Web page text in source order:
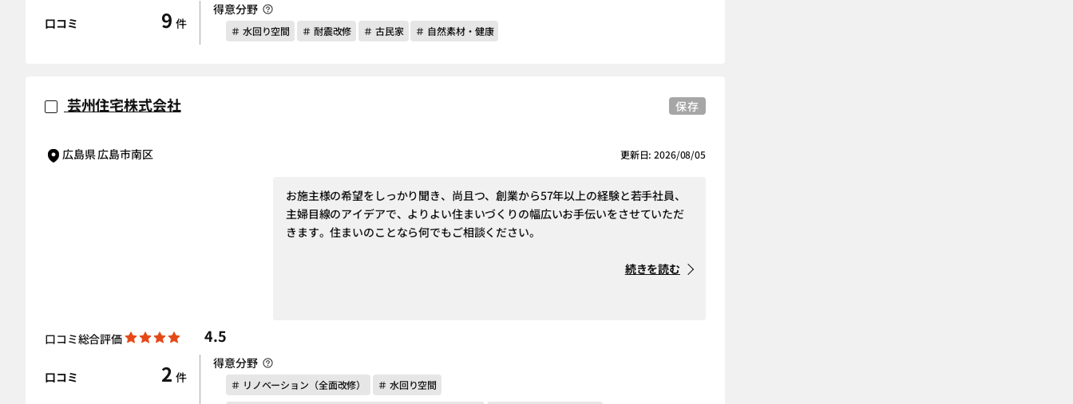
口コミ 9 件
得意分野
＃ 水回り空間 ＃ 耐震改修 ＃ 古民家 ＃ 自然素材・健康
芸州住宅株式会社
広島県 広島市南区 更新日: 2026/08/05
お施主様の希望をしっかり聞き、尚且つ、創業から57年以上の経験と若手社員、
主婦目線のアイデアで、よりよい住まいづくりの幅広いお手伝いをさせていただ
きます。住まいのことなら何でもご相談ください。
続きを読む
口コミ総合評価 4.5
口コミ 2 件
得意分野
＃ リノベーション（全面改修）
＃ 水回り空間
保存